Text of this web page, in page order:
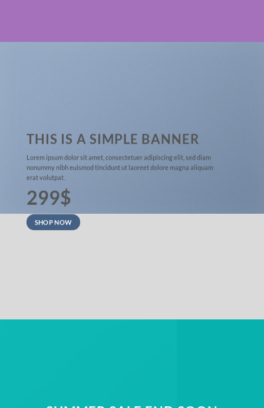
THIS IS A SIMPLE BANNER
Lorem ipsum dolor sit amet, consectetuer adipiscing elit, sed diam
nonummy nibh euismod tincidunt ut laoreet dolore magna aliquam
erat volutpat.
299$
SHOP NOW